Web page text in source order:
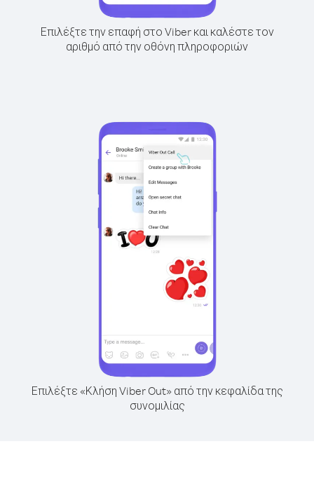
Επιλέξτε την επαφή στο Viber και καλέστε τον
αριθμό από την οθόνη πληροφοριών
Επιλέξτε «Κλήση Viber Out» από την κεφαλίδα της
συνομιλίας